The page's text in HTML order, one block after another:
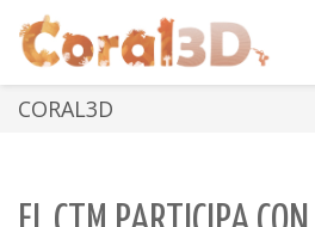
CORAL3D